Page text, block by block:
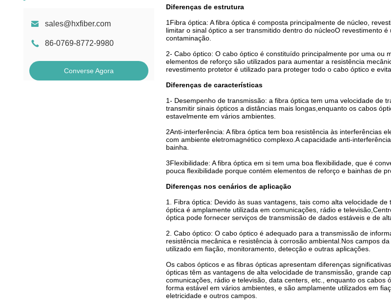
sales@hxfiber.com
86-0769-8772-9980
Converse Agora
Diferenças de estrutura
1Fibra óptica: A fibra óptica é composta principalmente de núcleo,
limitar o sinal óptico a ser transmitido dentro do núcleoO revestimento
contaminação.
2- Cabo óptico: O cabo óptico é constituído principalmente por uma
elementos de reforço são utilizados para aumentar a resistência
revestimento protetor é utilizado para proteger todo o cabo óptico e
Diferenças de características
1- Desempenho de transmissão: a fibra óptica tem uma velocidade de
transmitir sinais ópticos a distâncias mais longas,enquanto os cabos
estavelmente em vários ambientes.
2Anti-interferência: A fibra óptica tem boa resistência às interferências
com ambiente eletromagnético complexo.A capacidade anti-
bainha.
3Flexibilidade: A fibra óptica em si tem uma boa flexibilidade, que é
pouca flexibilidade porque contém elementos de reforço e bainhas de
Diferenças nos cenários de aplicação
1. Fibra óptica: Devido às suas vantagens, tais como alta velocidade
óptica é amplamente utilizada em comunicações, rádio e
óptica pode fornecer serviços de transmissão de dados estáveis e de
2. Cabo óptico: O cabo óptico é adequado para a transmissão de
resistência mecânica e resistência à corrosão ambiental.Nos campos
utilizado em fiação, monitoramento, detecção e outras aplicações.
Os cabos ópticos e as fibras ópticas apresentam diferenças
ópticas têm as vantagens de alta velocidade de transmissão, grande
comunicações, rádio e televisão, data centers, etc., enquanto os
forma estável em vários ambientes, e são amplamente utilizados em
eletricidade e outros campos.